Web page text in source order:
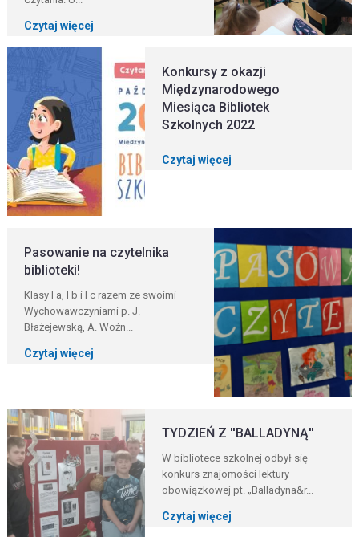
Czytaj więcej
Konkursy z okazji
Międzynarodowego
Miesiąca Bibliotek
Szkolnych 2022
Czytaj więcej
Pasowanie na czytelnika
biblioteki!
Klasy I a, I b i I c razem ze swoimi
Wychowawczyniami p. J.
Błażejewską, A. Woźn...
Czytaj więcej
TYDZIEŃ Z ''BALLADYNĄ''
W bibliotece szkolnej odbył się
konkurs znajomości lektury
obowiązkowej pt. „Balladyna&r...
Czytaj więcej